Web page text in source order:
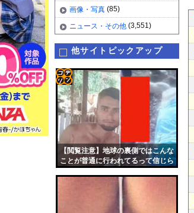
画像・写真 (85)
ニュース・その他 (3,551)
他サイトピックアップ
【閲覧注意】地球の裏側ではこんな
ことが普通に行われてるって信じら
コテ
リン
- 固
定リ
ンク
自動